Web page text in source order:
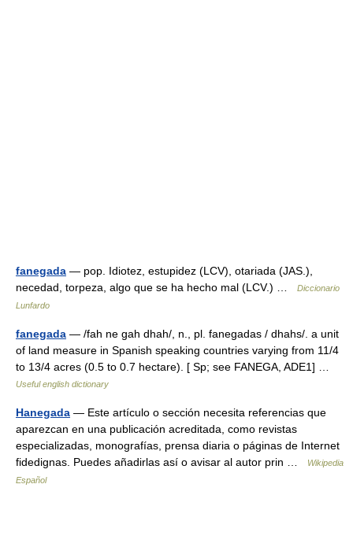
fanegada — pop. Idiotez, estupidez (LCV), otariada (JAS.),
necedad, torpeza, algo que se ha hecho mal (LCV.) …
Diccionario
Lunfardo
fanegada — /fah ne gah dhah/, n., pl. fanegadas / dhahs/. a unit
of land measure in Spanish speaking countries varying from 11/4
to 13/4 acres (0.5 to 0.7 hectare). [ Sp; see FANEGA, ADE1] …
Useful english dictionary
Hanegada — Este artículo o sección necesita referencias que
aparezcan en una publicación acreditada, como revistas
especializadas, monografías, prensa diaria o páginas de Internet
fidedignas. Puedes añadirlas así o avisar al autor prin …
Wikipedia
Español